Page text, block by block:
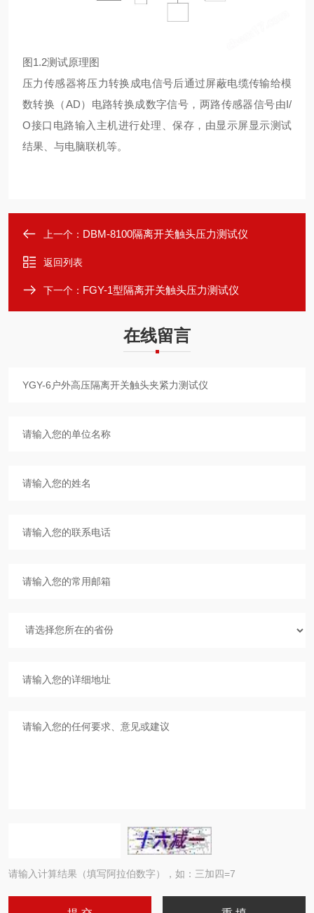
图1.2测试原理图
压力传感器将压力转换成电信号后通过屏蔽电缆传输给模
数转换（AD）电路转换成数字信号，两路传感器信号由I/
O接口电路输入主机进行处理、保存，由显示屏显示测试
结果、与电脑联机等。
上一个： DBM-8100隔离开关触头压力测试仪
返回列表
下一个： FGY-1型隔离开关触头压力测试仪
在线留言
请输入计算结果（填写阿拉伯数字），如：三加四=7